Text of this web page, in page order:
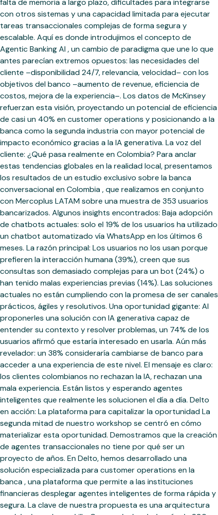
falta de memoria a largo plazo, dificultades para integrarse
con otros sistemas y una capacidad limitada para ejecutar
tareas transaccionales complejas de forma segura y
escalable. Aquí es donde introdujimos el concepto de
Agentic Banking AI , un cambio de paradigma que une lo que
antes parecían extremos opuestos: las necesidades del
cliente –disponibilidad 24/7, relevancia, velocidad– con los
objetivos del banco –aumento de revenue, eficiencia de
costos, mejora de la experiencia–. Los datos de McKinsey
refuerzan esta visión, proyectando un potencial de eficiencia
de casi un 40% en customer operations y posicionando a la
banca como la segunda industria con mayor potencial de
impacto económico gracias a la IA generativa. La voz del
cliente: ¿Qué pasa realmente en Colombia? Para anclar
estas tendencias globales en la realidad local, presentamos
los resultados de un estudio exclusivo sobre la banca
conversacional en Colombia , que realizamos en conjunto
con Mercoplus LATAM sobre una muestra de 353 usuarios
bancarizados. Algunos insights encontrados: Baja adopción
de chatbots actuales: solo el 19% de los usuarios ha utilizado
un chatbot automatizado vía WhatsApp en los últimos 6
meses. La razón principal: Los usuarios no los usan porque
prefieren la interacción humana (39%), creen que sus
consultas son demasiado complejas para un bot (24%) o
han tenido malas experiencias previas (14%). Las soluciones
actuales no están cumpliendo con la promesa de ser canales
prácticos, ágiles y resolutivos. Una oportunidad gigante: Al
proponerles una solución con IA generativa capaz de
entender su contexto y resolver problemas, un 74% de los
usuarios afirmó que estaría interesado en usarla. Aún más
revelador: un 38% consideraría cambiarse de banco para
acceder a una experiencia de este nivel. El mensaje es claro:
los clientes colombianos no rechazan la IA, rechazan una
mala experiencia. Están listos y esperando agentes
inteligentes que realmente les solucionen el día a día. Delto
en acción: La plataforma para capitalizar la oportunidad La
segunda mitad de nuestro workshop se centró en cómo
materializar esta oportunidad. Demostramos que la creación
de agentes transaccionales no tiene por qué ser un
proyecto de años. En Delto, hemos desarrollado una
solución especializada para customer operations en la
banca , una plataforma que permite a las instituciones
financieras desplegar agentes inteligentes de forma rápida y
segura. La clave de nuestra propuesta es una arquitectura